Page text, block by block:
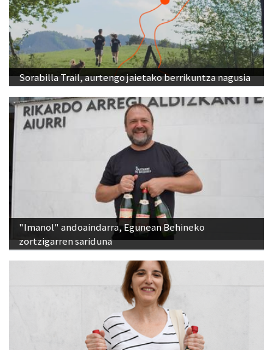
Sorabilla Trail, aurtengo jaietako berrikuntza nagusia
"Imanol" andoaindarra, Egunean Behineko
zortzigarren sariduna